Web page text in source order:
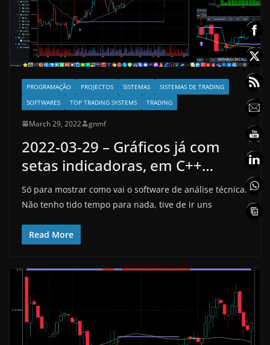
PROGRAMAÇÃO PROJECTOS SISTEMAS
SISTEMAS DE TRADING
SOFTWARES
TOP TRADING SYSTEMS TRADING
March 29, 2022 gnmf
2022-03-29 – Gráficos já com
setas indicadoras, em C++…
Só para mostrar como vai o software de análise técnica.
Não tenho tido tempo para nada, tive de ir uns
Read More